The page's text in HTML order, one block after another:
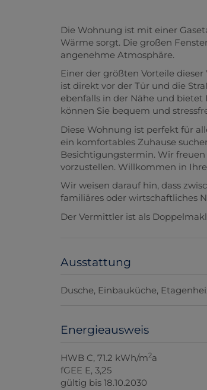
Die Wohnung ist mit einer
Wärme sorgt. Die großen
angenehme Atmosphäre.
Einer der größten Vorteile
ist direkt vor der Tür und die
ebenfalls in der Nähe und bietet
können Sie bequem und
Diese Wohnung ist perfekt für
ein komfortables Zuhause
Besichtigungstermin. Wir
vorzustellen. Willkommen in
Wir weisen darauf hin, dass
familiäres oder wirtschaftliches
Der Vermittler ist als
Ausstattung
Dusche Einbauküche
Energieausweis
HWB C, 71.2 kWh/m2a
fGEE E, 3,25
gültig bis 18.10.2030